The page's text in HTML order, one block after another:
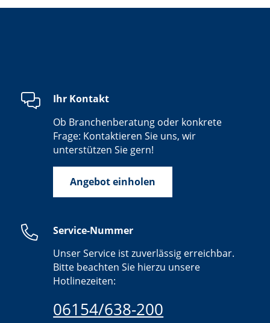
Ihr Kontakt
Ob Branchenberatung oder konkrete
Frage: Kontaktieren Sie uns, wir
unterstützen Sie gern!
Angebot einholen
Service-Nummer
Unser Service ist zuverlässig erreichbar.
Bitte beachten Sie hierzu unsere
Hotlinezeiten:
06154/638-200